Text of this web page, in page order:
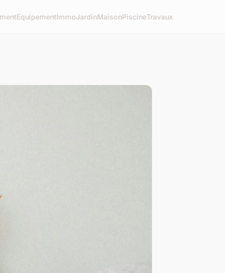
EquipementImmoJardinMaisonPiscineTravaux